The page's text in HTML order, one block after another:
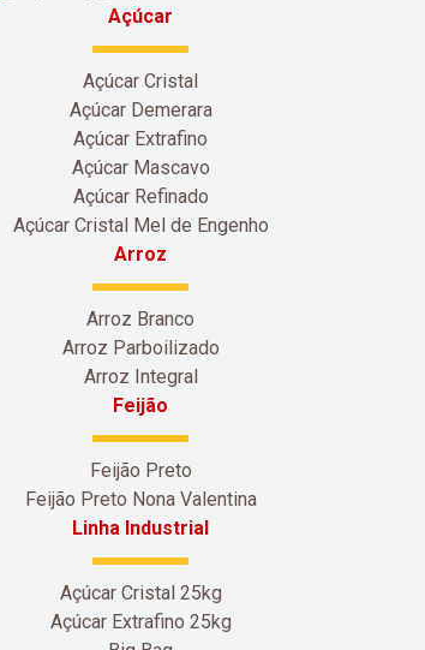
Açúcar
Açúcar Cristal
Açúcar Demerara
Açúcar Extrafino
Açúcar Mascavo
Açúcar Refinado
Açúcar Cristal Mel de Engenho
Arroz
Arroz Branco
Arroz Parboilizado
Arroz Integral
Feijão
Feijão Preto
Feijão Preto Nona Valentina
Linha Industrial
Açúcar Cristal 25kg
Açúcar Extrafino 25kg